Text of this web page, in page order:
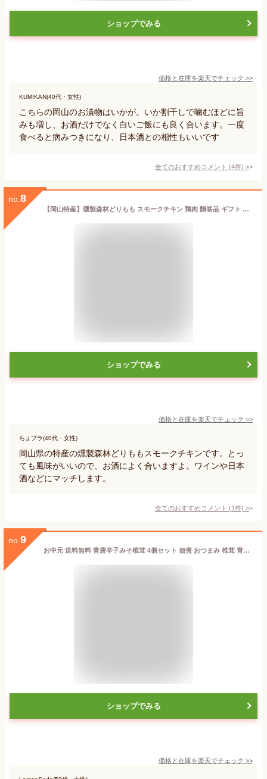
ショップでみる
価格と在庫を楽天でチェック >>
KUMIKAN(40代・女性)
こちらの岡山のお漬物はいかが。いか割干しで噛むほどに旨
みも増し、お酒だけでなく白いご飯にも良く合います。一度
食べると病みつきになり、日本酒との相性もいいです
全てのおすすめコメント (4件) >
no. 8
【岡山特産】燻製森林どりもも スモークチキン 鶏肉 贈答品 ギフト お礼 御中元 御歳暮 高級品 お取り寄せ 燻製 母の日 父の日 燻製ギフト 贅沢 おつまみ 贈り物 グルメ 御祝い 誕生日 内祝い 伝統的な製法 こだわりの調味料 完全無添加 安全な食品 信頼できる品質管理 料理
ショップでみる
価格と在庫を楽天でチェック >>
ちょプラ(40代・女性)
岡山県の特産の燻製森林どりももスモークチキンです。とっ
ても風味がいいので、お酒によく合いますよ。ワインや日本
酒などにマッチします。
全てのおすすめコメント (1件) >
no. 9
お中元 送料無料 青唐辛子みそ椎茸 4個セット 佃煮 おつまみ 椎茸 青唐 ピリ辛 大人 ご飯のお供 家飲み 買い回り 漬物 メール便 グルメ食品 ポイント消化 sale セール 食品 お取り寄せグルメ 岡山 父の日
ショップでみる
価格と在庫を楽天でチェック >>